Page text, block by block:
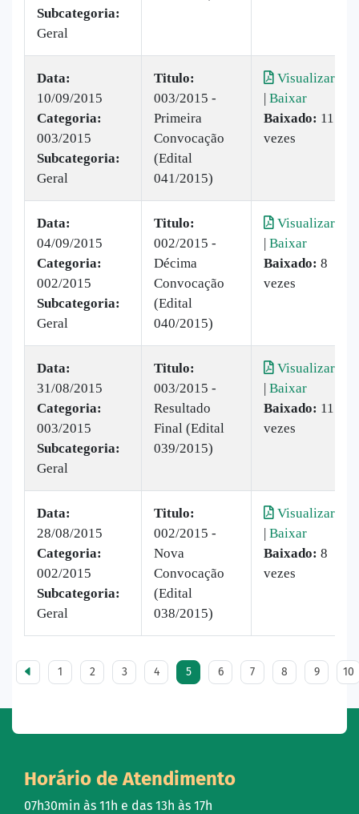
Subcategoria:
Geral
Data:
10/09/2015
Categoria:
003/2015
Subcategoria:
Geral
Titulo:
003/2015 -
Primeira
Convocação
(Edital
041/2015)
Visualizar
| Baixar
Baixado: 11
vezes
Data:
04/09/2015
Categoria:
002/2015
Subcategoria:
Geral
Titulo:
002/2015 -
Décima
Convocação
(Edital
040/2015)
Visualizar
| Baixar
Baixado: 8
vezes
Data:
31/08/2015
Categoria:
003/2015
Subcategoria:
Geral
Titulo:
003/2015 -
Resultado
Final (Edital
039/2015)
Visualizar
| Baixar
Baixado: 11
vezes
Data:
28/08/2015
Categoria:
002/2015
Subcategoria:
Geral
Titulo:
002/2015 -
Nova
Convocação
(Edital
038/2015)
Visualizar
| Baixar
Baixado: 8
vezes
1 2 3 4 5 6 7 8 9 10
Horário de Atendimento
07h30min às 11h e das 13h às 17h